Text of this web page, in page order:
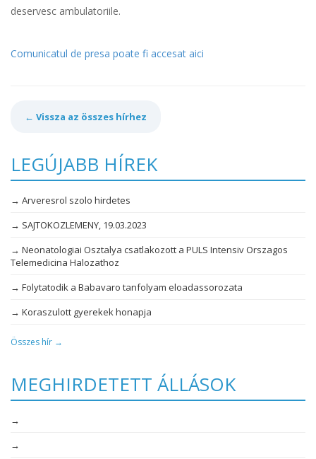
deservesc ambulatoriile.
Comunicatul de presa poate fi accesat aici
← Vissza az összes hírhez
LEGÚJABB HÍREK
→ Arveresrol szolo hirdetes
→ SAJTOKOZLEMENY, 19.03.2023
→ Neonatologiai Osztalya csatlakozott a PULS Intensiv Orszagos
Telemedicina Halozathoz
→ Folytatodik a Babavaro tanfolyam eloadassorozata
→ Koraszulott gyerekek honapja
Összes hír →
MEGHIRDETETT ÁLLÁSOK
→
→